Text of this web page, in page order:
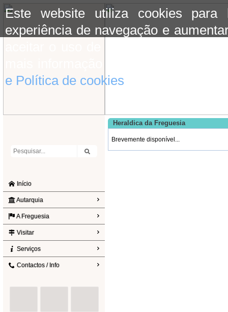
Este website utiliza cookies para
experiência de navegação e
e Política de cookies
Início
Autarquia
A Freguesia
Visitar
Serviços
Contactos / Info
Heraldica da Freguesia
Brevemente disponível...